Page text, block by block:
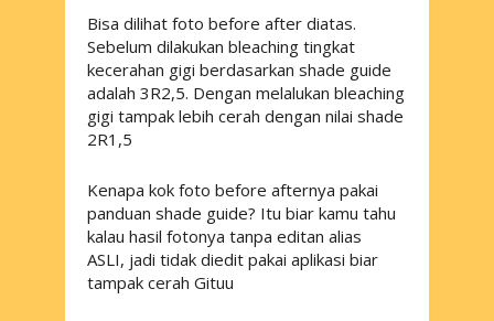
Bisa dilihat foto before after diatas.
Sebelum dilakukan bleaching tingkat
kecerahan gigi berdasarkan shade guide
adalah 3R2,5. Dengan melalukan bleaching
gigi tampak lebih cerah dengan nilai shade
2R1,5
Kenapa kok foto before afternya pakai
panduan shade guide? Itu biar kamu tahu
kalau hasil fotonya tanpa editan alias
ASLI, jadi tidak diedit pakai aplikasi biar
tampak cerah Gituu